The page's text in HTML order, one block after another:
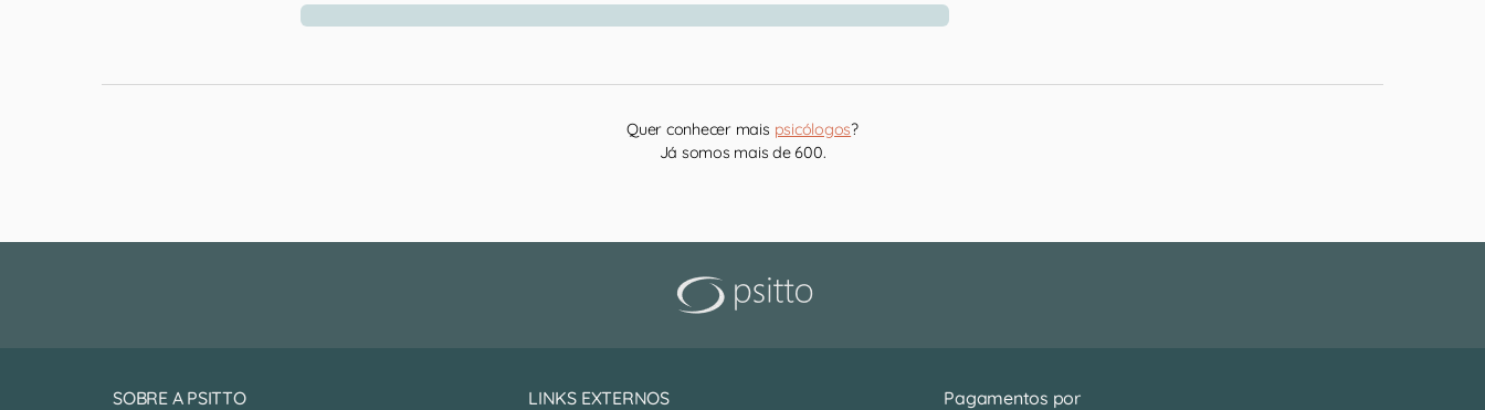
Quer conhecer mais psicólogos?
Já somos mais de 600.
SOBRE A PSITTO LINKS EXTERNOS Pagamentos por